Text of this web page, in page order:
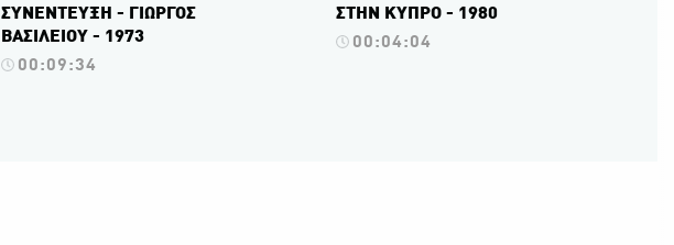
ΣΥΝΕΝΤΕΥΞΗ - ΓΙΩΡΓΟΣ
ΒΑΣΙΛΕΙΟΥ - 1973
00:09:34
ΣΤΗΝ ΚΥΠΡΟ - 1980
00:04:04